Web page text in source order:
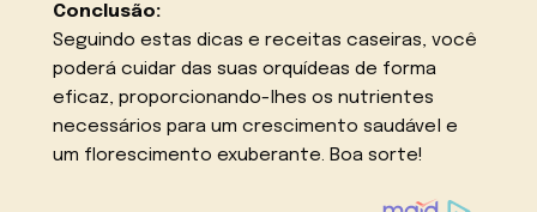
Conclusão:
Seguindo estas dicas e receitas caseiras, você
poderá cuidar das suas orquídeas de forma
eficaz, proporcionando-lhes os nutrientes
necessários para um crescimento saudável e
um florescimento exuberante. Boa sorte!